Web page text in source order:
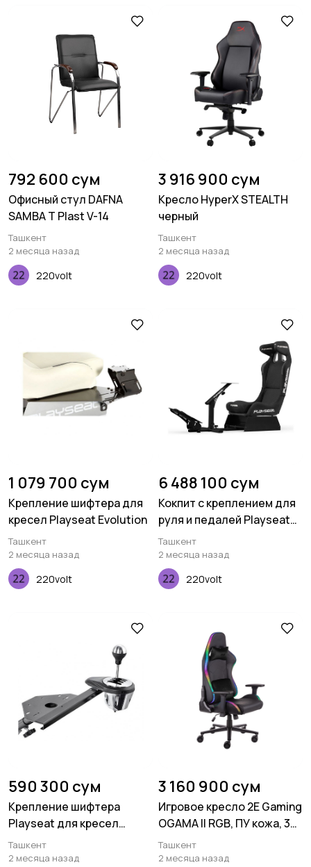
792 600 сум
Офисный стул DAFNA
SAMBA T Plast V-14
Ташкент
2 месяца назад
220volt
3 916 900 сум
Кресло HyperX STEALTH
черный
Ташкент
2 месяца назад
220volt
1 079 700 сум
Крепление шифтера для
кресел Playseat Evolution
Ташкент
2 месяца назад
220volt
6 488 100 сум
Кокпит с креплением для
руля и педалей Playseat
Evolution PRO - ActiFit
Ташкент
2 месяца назад
220volt
590 300 сум
Крепление шифтера
Playseat для кресел
Challenge
Ташкент
2 месяца назад
3 160 900 сум
Игровое кресло 2E Gaming
OGAMA II RGB, ПУ кожа, 3D-
Armrests, чёрный
Ташкент
2 месяца назад